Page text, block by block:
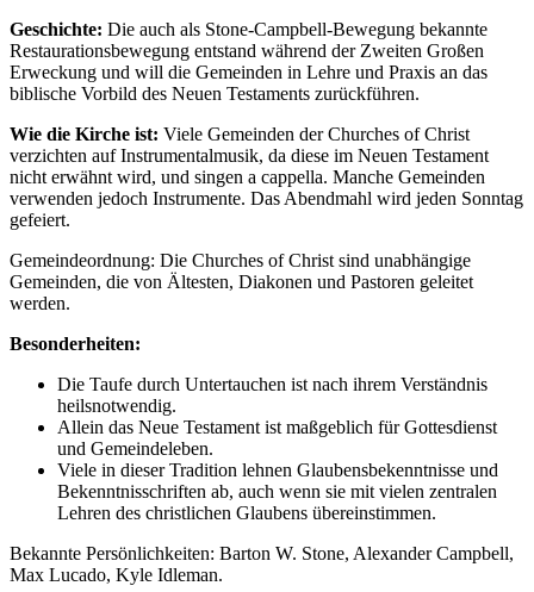
Geschichte: Die auch als Stone-Campbell-Bewegung bekannte
Restaurationsbewegung entstand während der Zweiten Großen
Erweckung und will die Gemeinden in Lehre und Praxis an das
biblische Vorbild des Neuen Testaments zurückführen.
Wie die Kirche ist: Viele Gemeinden der Churches of Christ
verzichten auf Instrumentalmusik, da diese im Neuen Testament
nicht erwähnt wird, und singen a cappella. Manche Gemeinden
verwenden jedoch Instrumente. Das Abendmahl wird jeden Sonntag
gefeiert.
Gemeindeordnung: Die Churches of Christ sind unabhängige
Gemeinden, die von Ältesten, Diakonen und Pastoren geleitet
werden.
Besonderheiten:
Die Taufe durch Untertauchen ist nach ihrem Verständnis
heilsnotwendig.
Allein das Neue Testament ist maßgeblich für Gottesdienst
und Gemeindeleben.
Viele in dieser Tradition lehnen Glaubensbekenntnisse und
Bekenntnisschriften ab, auch wenn sie mit vielen zentralen
Lehren des christlichen Glaubens übereinstimmen.
Bekannte Persönlichkeiten: Barton W. Stone, Alexander Campbell,
Max Lucado, Kyle Idleman.